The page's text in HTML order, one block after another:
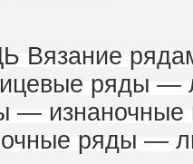
ряды —
— изнаночные
ряды —